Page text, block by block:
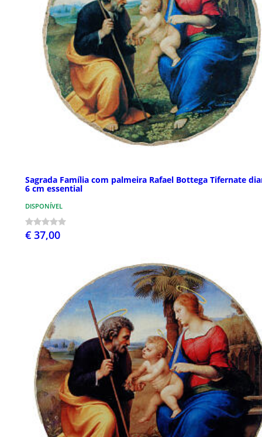
Sagrada Família com palmeira Rafael Bottega Tifernate
6 cm essential
DISPONÍVEL
€ 37,00